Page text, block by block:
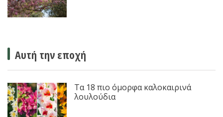
Αυτή την εποχή
Τα 18 πιο όμορφα καλοκαιρινά
λουλούδια